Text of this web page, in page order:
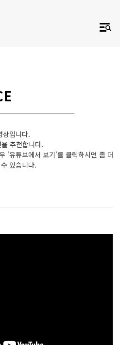
입니다.
추천합니다.
'유튜브에서 보기'를 클릭하시면 좀 더
있습니다.